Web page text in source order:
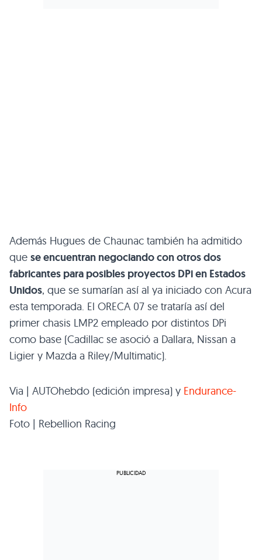
Además Hugues de Chaunac también ha admitido
que se encuentran negociando con otros dos
fabricantes para posibles proyectos DPi en Estados
Unidos, que se sumarían así al ya iniciado con Acura
esta temporada. El ORECA 07 se trataría así del
primer chasis LMP2 empleado por distintos DPi
como base (Cadillac se asoció a Dallara, Nissan a
Ligier y Mazda a Riley/Multimatic).
Via | AUTOhebdo (edición impresa) y Endurance-
Info
Foto | Rebellion Racing